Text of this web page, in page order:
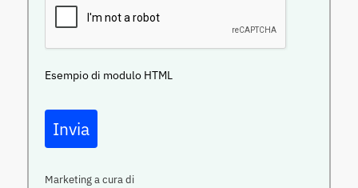
Esempio di modulo HTML
Invia
Marketing a cura di